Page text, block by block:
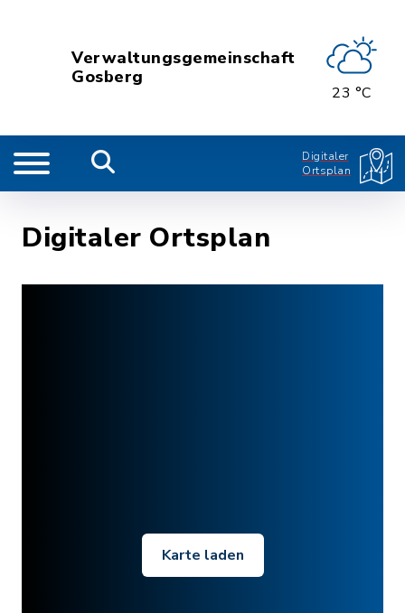
Verwaltungsgemeinschaft
Gosberg
23 °C
Digitaler
Ortsplan
Digitaler Ortsplan
Karte laden